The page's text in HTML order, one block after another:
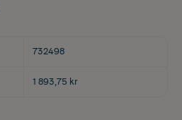
732498
1 893,75 kr